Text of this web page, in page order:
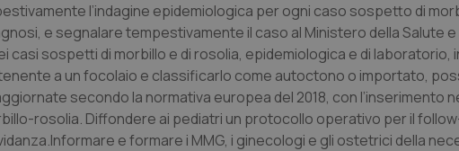
l’indagine epidemiologica per ogni caso sospetto di
e segnalare tempestivamente il caso al Ministero della Salute e
casi sospetti di morbillo e di rosolia, epidemiologica e di laboratorio,
a un focolaio e classificarlo come autoctono o importato,
secondo la normativa europea del 2018, con l’inserimento
rosolia. Diffondere ai pediatri un protocollo operativo per il
e formare i MMG, i ginecologi e gli ostetrici della
PHP.net
www.quotidianosanita.it
Sessione
Cookie generato da applicazioni
linguaggio PHP. Si tratta di un
generico utilizzato per
sessione utente. Normalmente
generato in modo casuale, il
utilizzato può essere specifico
buon esempio è mantenere uno
un utente tra le pagine.
.quotidianosanita.it
1 anno 1
mese
Questo cookie viene utilizzato da
per mantenere lo stato della